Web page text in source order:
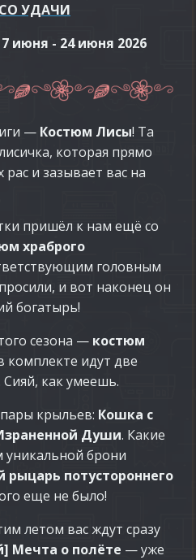
УДАЧИ
июня - 24 июня 2026
— Костюм Лисы! Та
которая прямо
рас и зазывает вас на
пришёл к нам ещё со
храброго
головным
и вот наконец он
богатырь!
сезона — костюм
комплекте идут две
как умеешь.
крыльев: Кошка с
Души. Какие
брони
потустороннего
еще не было!
летом вас ждут сразу
Мечта о полёте — уже